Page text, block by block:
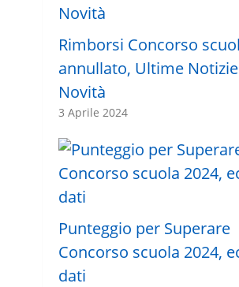
Rimborsi Concorso
annullato, Ultime
Novità
3 Aprile 2024
Punteggio per Superare
Concorso scuola 2024,
dati